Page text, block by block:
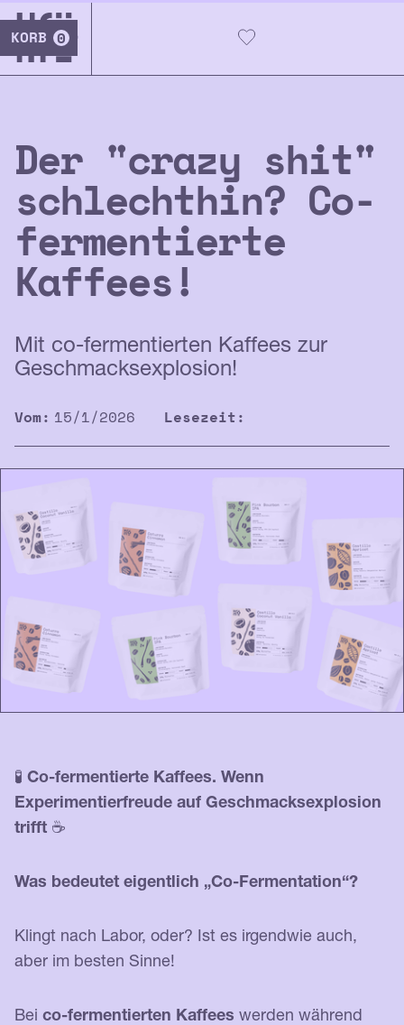
KORB 0
Der "crazy shit"
schlechthin? Co-
fermentierte
Kaffees!
Mit co-fermentierten Kaffees zur
Geschmacksexplosion!
Vom: 15/1/2026 Lesezeit:
🧪 Co-fermentierte Kaffees. Wenn
Experimentierfreude auf Geschmacksexplosion
trifft ☕️
Was bedeutet eigentlich „Co-Fermentation“?
Klingt nach Labor, oder? Ist es irgendwie auch,
aber im besten Sinne!
Bei co-fermentierten Kaffees werden während